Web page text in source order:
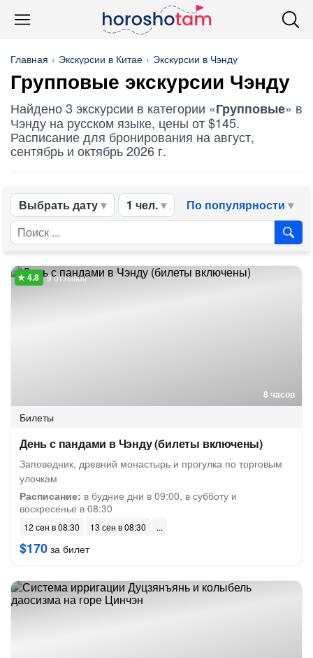
Главная Экскурсии в Китае Экскурсии в Чэнду
Групповые экскурсии Чэнду
Найдено 3 экскурсии в категории «Групповые» в
Чэнду на русском языке, цены от $145.
Расписание для бронирования на август,
сентябрь и октябрь 2026 г.
Выбрать дату 1 чел. По популярности
8 часов
9 отзывов
Билеты
День с пандами в Чэнду (билеты включены)
Заповедник, древний монастырь и прогулка по торговым
улочкам
Расписание: в будние дни в 09:00, в субботу и
воскресенье в 08:30
12 сен в 08:30 13 сен в 08:30
$170 за билет